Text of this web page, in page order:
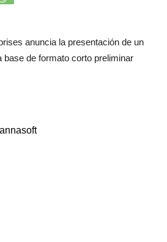
anuncia la presentación de un
base de formato corto preliminar